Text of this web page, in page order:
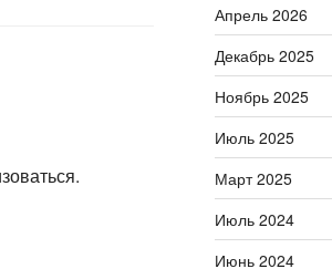
.
Апрель 2026
Декабрь 2025
Ноябрь 2025
Июль 2025
Март 2025
Июль 2024
Июнь 2024